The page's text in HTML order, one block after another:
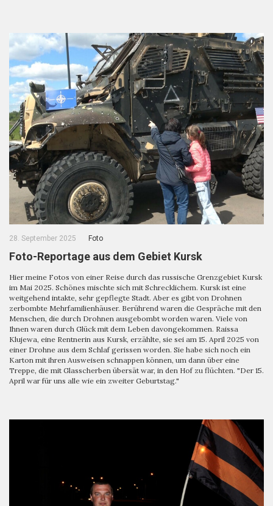
28. September 2025 Foto
Foto-Reportage aus dem Gebiet Kursk
Hier meine Fotos von einer Reise durch das russische Grenzgebiet Kursk
im Mai 2025. Schönes mischte sich mit Schrecklichem. Kursk ist eine
weitgehend intakte, sehr gepflegte Stadt. Aber es gibt von Drohnen
zerbombte Mehrfamilienhäuser. Berührend waren die Gespräche mit den
Menschen, die durch Drohnen ausgebombt worden waren. Viele von
Ihnen waren durch Glück mit dem Leben davongekommen. Raissa
Klujewa, eine Rentnerin aus Kursk, erzählte, sie sei am 15. April 2025 von
einer Drohne aus dem Schlaf gerissen worden. Sie habe sich noch ein
Karton mit ihren Ausweisen schnappen können, um dann über eine
Treppe, die mit Glasscherben übersät war, in den Hof zu flüchten. "Der 15.
April war für uns alle wie ein zweiter Geburtstag."